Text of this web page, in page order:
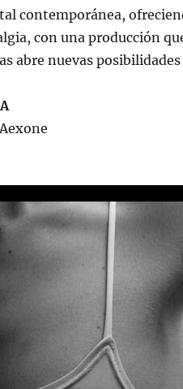
contemporánea,
con una producción
abre nuevas posibilidades